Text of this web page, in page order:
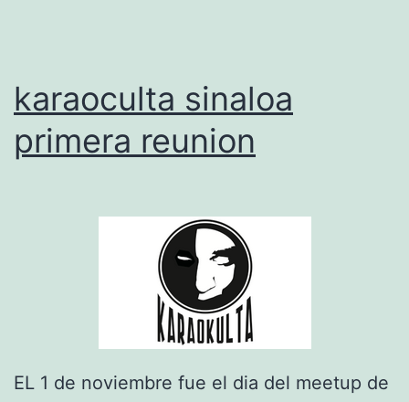
karaoculta sinaloa
primera reunion
EL 1 de noviembre fue el dia del meetup de